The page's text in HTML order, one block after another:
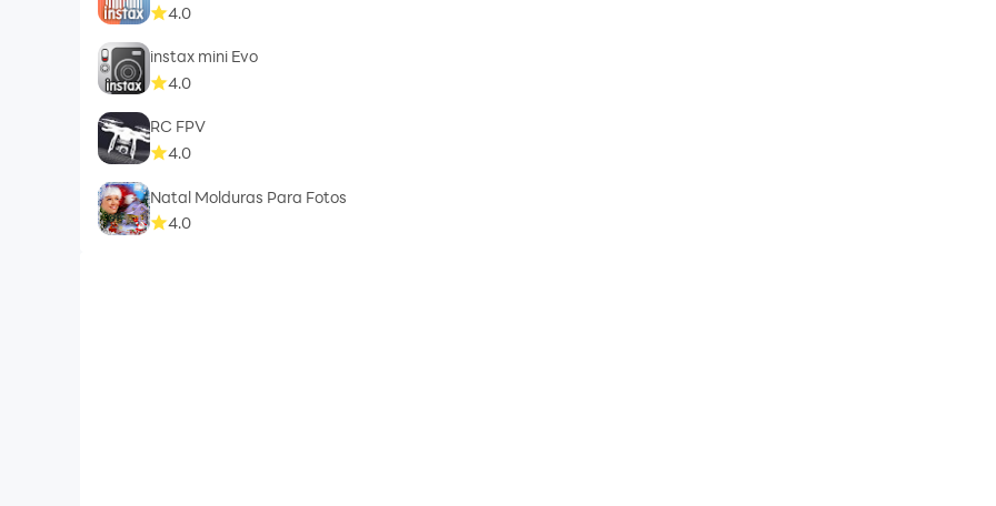
4.0
instax mini Evo
4.0
RC FPV
4.0
Natal Molduras Para Fotos
4.0